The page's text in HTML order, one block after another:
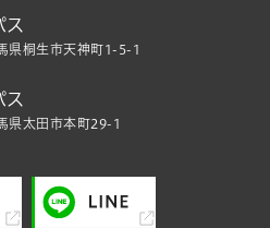
ス
県桐生市天神町1-5-1
ス
県太田市本町29-1